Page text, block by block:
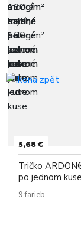
5,68 €
Tričko
po jednom kuse
9 farieb